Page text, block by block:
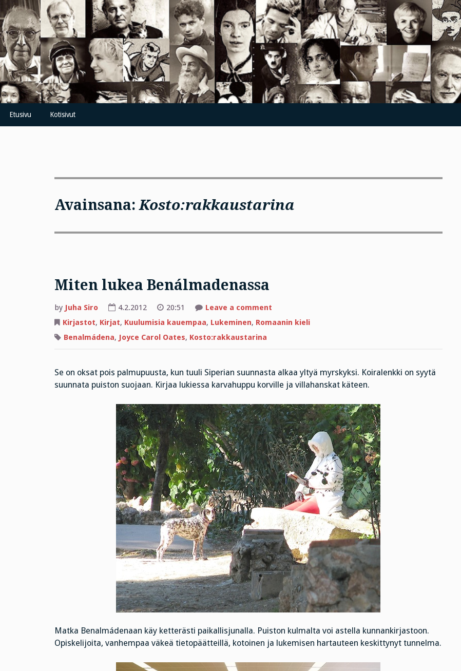
Skip
to
content
Etusivu Kotisivut
Avainsana:Kosto:rakkaustarina
Miten lukea Benálmadenassa
by Juha Siro 4.2.2012 20:51 Leave a commenton
lukea
Kirjastot, Kirjat, Kuulumisia kauempaa, Lukeminen, Romaanin kieli
Benalmádena, Joyce Carol Oates, Kosto:rakkaustarina
Se on oksat pois palmupuusta, kun tuuli Siperian suunnasta alkaa yltyä myrskyksi. Koiralenkki on syytä
suunnata puiston suojaan. Kirjaa lukiessa karvahuppu korville ja villahanskat käteen.
Matka Benalmádenaan käy ketterästi paikallisjunalla. Puiston kulmalta voi astella kunnankirjastoon.
Opiskelijoita, vanhempaa väkeä tietopäätteillä, kotoinen ja lukemisen hartauteen keskittynyt tunnelma.